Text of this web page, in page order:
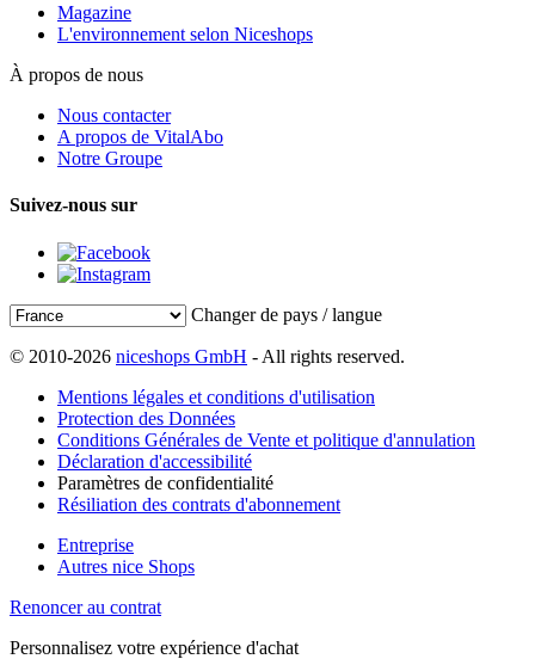
Magazine
L'environnement selon Niceshops
À propos de nous
Nous contacter
A propos de VitalAbo
Notre Groupe
Suivez-nous sur
Changer de pays / langue
© 2010-2026 niceshops GmbH - All rights reserved.
Mentions légales et conditions d'utilisation
Protection des Données
Conditions Générales de Vente et politique d'annulation
Déclaration d'accessibilité
Paramètres de confidentialité
Résiliation des contrats d'abonnement
Entreprise
Autres nice Shops
Renoncer au contrat
Personnalisez votre expérience d'achat